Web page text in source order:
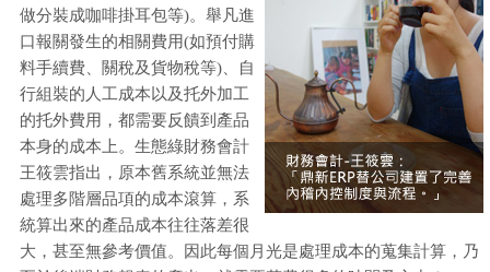
做分裝成咖啡掛耳包等)。舉凡進
口報關發生的相關費用(如預付購
料手續費、關稅及貨物稅等)、自
行組裝的人工成本以及托外加工
的托外費用，都需要反饋到產品
本身的成本上。生態綠財務會計
王筱雲指出，原本舊系統並無法
處理多階層品項的成本滾算，系
統算出來的產品成本往往落差很
大，甚至無參考價值。因此每個月光是處理成本的蒐集計算，乃